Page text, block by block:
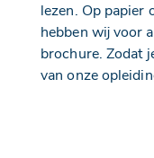
lezen. Op papier
hebben wij voor
brochure. Zodat
van onze